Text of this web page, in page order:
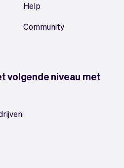
Help
Community
volgende niveau met